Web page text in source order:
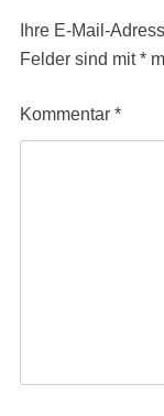
Ihre E-Mail-
Felder sind mit*
Kommentar *